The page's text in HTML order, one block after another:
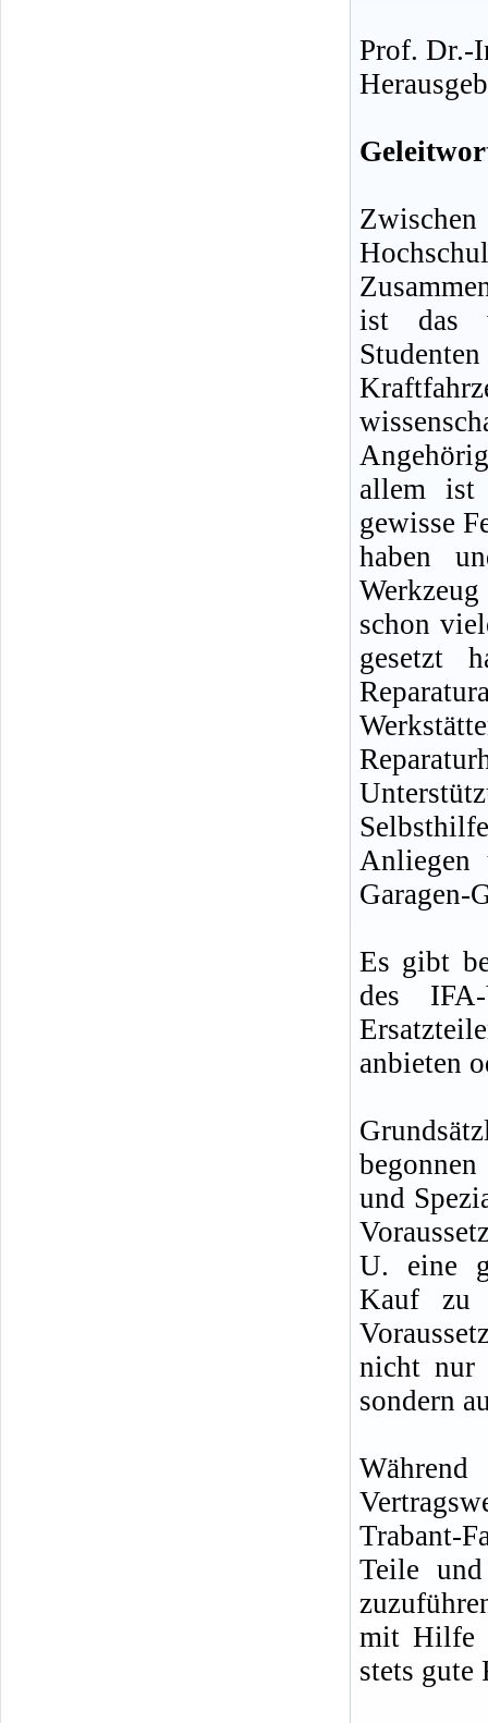
Prof. Dr.-
ist das
allem ist
gewisse
haben
schon
gesetzt
Garagen-
Es gibt
des
anbieten
und
U. eine
Kauf zu
nicht nur
sondern
Trabant-
Teile und
mit Hilfe
stets gute